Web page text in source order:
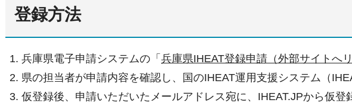
登録方法
兵庫県電子申請システムの「 兵庫県IHEAT登録申請（外部サイトへリ
県の担当者が申請内容を確認し、国のIHEAT運用支援システム（
仮登録後、申請いただいたメールアドレス宛に、IHEAT.JPから仮登